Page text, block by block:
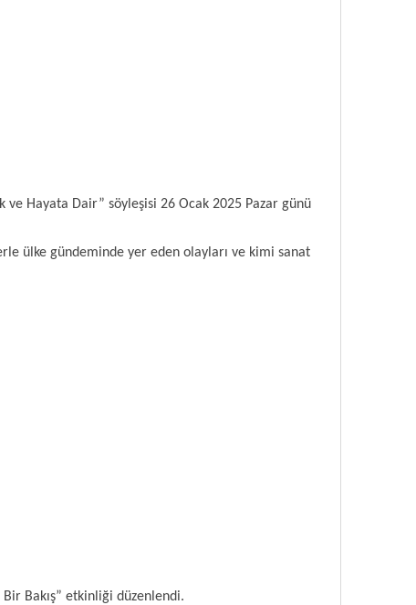
ve Hayata Dair” söyleşisi 26 Ocak 2025 Pazar günü
ülke gündeminde yer eden olayları ve kimi sanat
Bir Bakış” etkinliği düzenlendi.